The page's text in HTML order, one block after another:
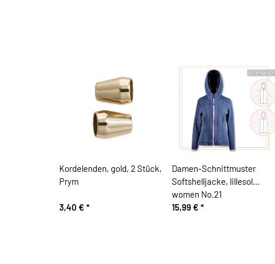
Kordelenden, gold, 2 Stück,
Prym
3,40 € *
Damen-Schnittmuster
Softshelljacke, lillesol
women No.21
15,99 € *